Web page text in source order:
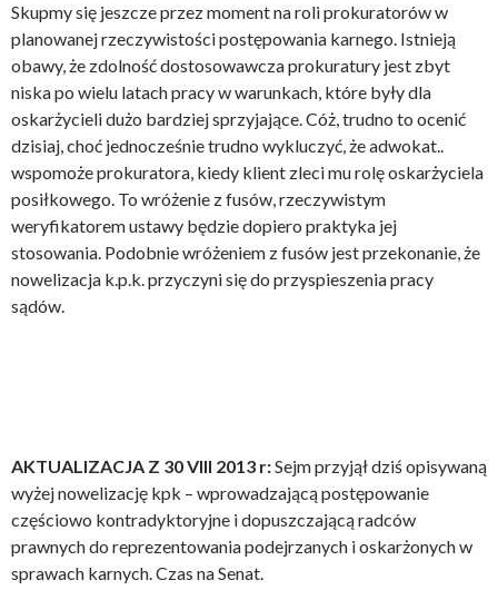
Skupmy się jeszcze przez moment na roli prokuratorów w
planowanej rzeczywistości postępowania karnego. Istnieją
obawy, że zdolność dostosowawcza prokuratury jest zbyt
niska po wielu latach pracy w warunkach, które były dla
oskarżycieli dużo bardziej sprzyjające. Cóż, trudno to ocenić
dzisiaj, choć jednocześnie trudno wykluczyć, że adwokat..
wspomoże prokuratora, kiedy klient zleci mu rolę oskarżyciela
posiłkowego. To wróżenie z fusów, rzeczywistym
weryfikatorem ustawy będzie dopiero praktyka jej
stosowania. Podobnie wróżeniem z fusów jest przekonanie, że
nowelizacja k.p.k. przyczyni się do przyspieszenia pracy
sądów.
AKTUALIZACJA Z 30 VIII 2013 r:Sejm przyjął dziś opisywaną
wyżej nowelizację kpk – wprowadzającą postępowanie
częściowo kontradyktoryjne i dopuszczającą radców
prawnych do reprezentowania podejrzanych i oskarżonych w
sprawach karnych. Czas na Senat.